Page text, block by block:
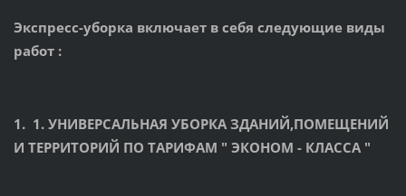
Экспресс-уборка включает в себя следующие виды
работ :
1. 1. УНИВЕРСАЛЬНАЯ УБОРКА ЗДАНИЙ,ПОМЕЩЕНИЙ
И ТЕРРИТОРИЙ ПО ТАРИФАМ " ЭКОНОМ - КЛАССА "